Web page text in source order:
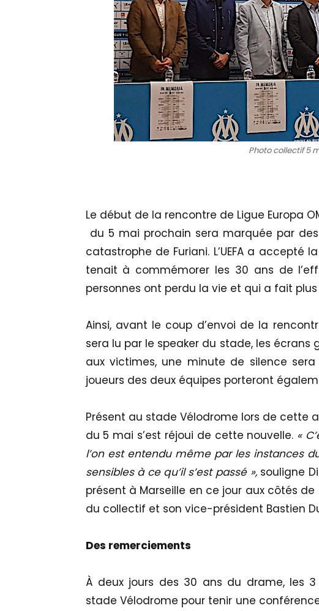
Photo collectif 5
Le début de la rencontre de Ligue Europa
du 5 mai prochain sera marquée par
catastrophe de Furiani. L’UEFA a
tenait à commémorer les 30 ans de
personnes ont perdu la vie et qui a fait plus
Ainsi, avant le coup d’envoi de la
sera lu par le speaker du stade, les
aux victimes, une minute de silence
joueurs des deux équipes porteront
Présent au stade Vélodrome lors de cette
du 5 mai s’est réjoui de cette nouvelle. «
l’on est entendu même par les instances
sensibles à ce qu’il s’est passé »,souligne
présent à Marseille en ce jour aux côtés
du collectif et son vice-président Bastien
Des remerciements
À deux jours des 30 ans du drame, les
stade Vélodrome pour tenir une